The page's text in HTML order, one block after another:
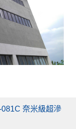
081C 奈米級超滲